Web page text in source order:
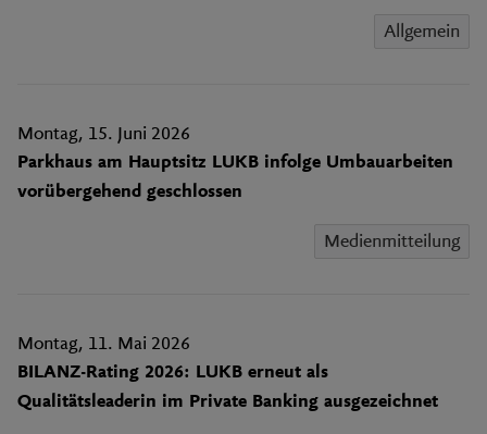
Allgemein
Montag, 15. Juni 2026
Parkhaus am Hauptsitz LUKB infolge Umbauarbeiten
vorübergehend geschlossen
Medienmitteilung
Montag, 11. Mai 2026
BILANZ-Rating 2026: LUKB erneut als
Qualitätsleaderin im Private Banking ausgezeichnet